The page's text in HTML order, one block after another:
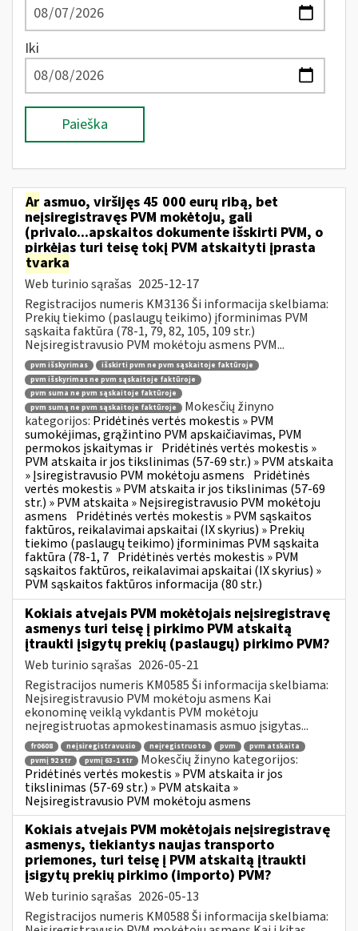
Iki
Paieška
Ar asmuo, viršijęs 45 000 eurų ribą, bet
neįsiregistravęs PVM mokėtoju, gali
(privalo...apskaitos dokumente išskirti PVM, o
pirkėjas turi teisę tokį PVM atskaityti įprasta
tvarka
Web turinio sąrašas 2025-12-17
Registracijos numeris KM3136 Ši informacija skelbiama:
Prekių tiekimo (paslaugų teikimo) įforminimas PVM
sąskaita faktūra (78-1, 79, 82, 105, 109 str.)
Neįsiregistravusio PVM mokėtoju asmens PVM...
pvm išskyrimas
išskirti pvm ne pvm sąskaitoje faktūroje
pvm išskyrimas ne pvm sąskaitoje faktūroje
pvm suma ne pvm sąskaitoje faktūroje
pvm sumą ne pvm sąskaitoje faktūroje
Mokesčių žinyno
kategorijos: Pridėtinės vertės mokestis » PVM
sumokėjimas, grąžintino PVM apskaičiavimas, PVM
permokos įskaitymas ir Pridėtinės vertės mokestis »
PVM atskaita ir jos tikslinimas (57-69 str.) » PVM atskaita
» Įsiregistravusio PVM mokėtoju asmens Pridėtinės
vertės mokestis » PVM atskaita ir jos tikslinimas (57-69
str.) » PVM atskaita » Neįsiregistravusio PVM mokėtoju
asmens Pridėtinės vertės mokestis » PVM sąskaitos
faktūros, reikalavimai apskaitai (IX skyrius) » Prekių
tiekimo (paslaugų teikimo) įforminimas PVM sąskaita
faktūra (78-1, 7 Pridėtinės vertės mokestis » PVM
sąskaitos faktūros, reikalavimai apskaitai (IX skyrius) »
PVM sąskaitos faktūros informacija (80 str.)
Kokiais atvejais PVM mokėtojais neįsiregistravę
asmenys turi teisę į pirkimo PVM atskaitą
įtraukti įsigytų prekių (paslaugų) pirkimo PVM?
Web turinio sąrašas 2026-05-21
Registracijos numeris KM0585 Ši informacija skelbiama:
Neįsiregistravusio PVM mokėtoju asmens Kai
ekonominę veiklą vykdantis PVM mokėtoju
neįregistruotas apmokestinamasis asmuo įsigytas...
fr0608 neįsiregistravusio neįregistruoto pvm
pvm atskaita
pvmį 92 str
pvmį 63-1 str
Mokesčių žinyno kategorijos:
Pridėtinės vertės mokestis » PVM atskaita ir jos
tikslinimas (57-69 str.) » PVM atskaita »
Neįsiregistravusio PVM mokėtoju asmens
Kokiais atvejais PVM mokėtojais neįsiregistravę
asmenys, tiekiantys naujas transporto
priemones, turi teisę į PVM atskaitą įtraukti
įsigytų prekių pirkimo (importo) PVM?
Web turinio sąrašas 2026-05-13
Registracijos numeris KM0588 Ši informacija skelbiama: